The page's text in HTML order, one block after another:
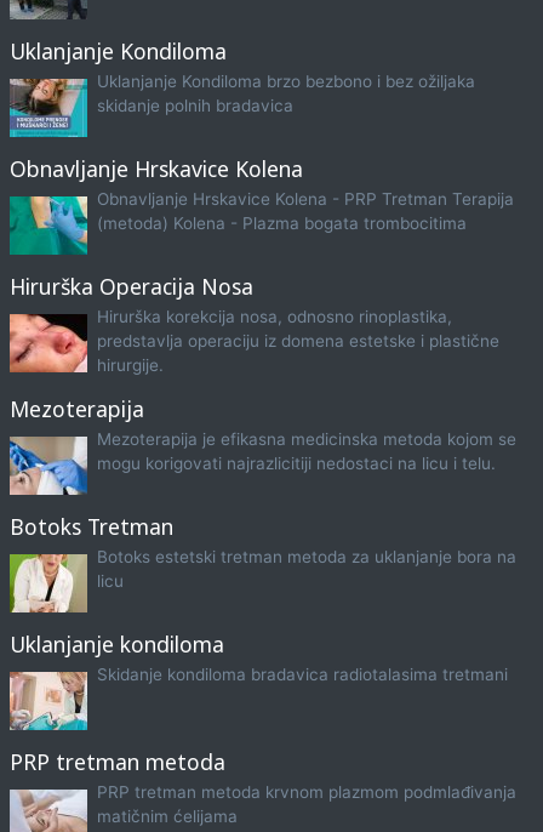
Uklanjanje Kondiloma
Uklanjanje Kondiloma brzo bezbono i bez ožiljaka
skidanje polnih bradavica
Obnavljanje Hrskavice Kolena
Obnavljanje Hrskavice Kolena - PRP Tretman Terapija
(metoda) Kolena - Plazma bogata trombocitima
Hirurška Operacija Nosa
Hirurška korekcija nosa, odnosno rinoplastika,
predstavlja operaciju iz domena estetske i plastične
hirurgije.
Mezoterapija
Mezoterapija je efikasna medicinska metoda kojom se
mogu korigovati najrazlicitiji nedostaci na licu i telu.
Botoks Tretman
Botoks estetski tretman metoda za uklanjanje bora na
licu
Uklanjanje kondiloma
Skidanje kondiloma bradavica radiotalasima tretmani
PRP tretman metoda
PRP tretman metoda krvnom plazmom podmlađivanja
matičnim ćelijama